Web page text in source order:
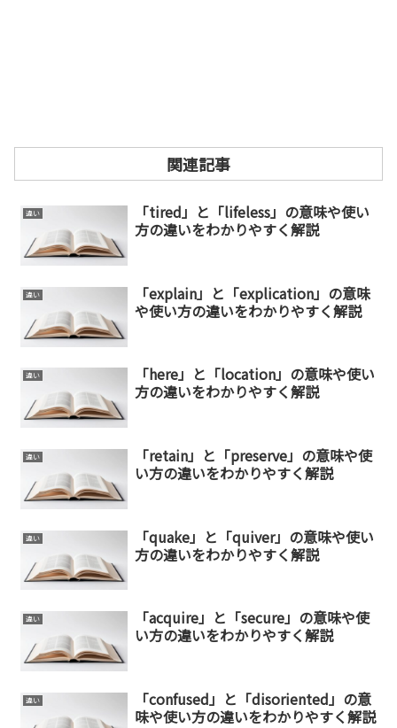
関連記事
違い
「tired」と「lifeless」の意味や使い
方の違いをわかりやすく解説
違い
「explain」と「explication」の意味
や使い方の違いをわかりやすく解説
違い
「here」と「location」の意味や使い
方の違いをわかりやすく解説
違い
「retain」と「preserve」の意味や使
い方の違いをわかりやすく解説
違い
「quake」と「quiver」の意味や使い
方の違いをわかりやすく解説
違い
「acquire」と「secure」の意味や使
い方の違いをわかりやすく解説
違い
「confused」と「disoriented」の意
味や使い方の違いをわかりやすく解説